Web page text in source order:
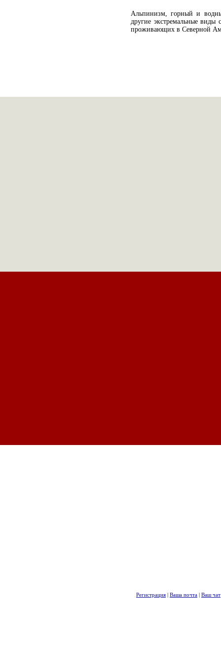
Aльпинизм, горный и
другие экстремальные
проживающих в Северной
Регистрация | Ваша почта | Ваш чат